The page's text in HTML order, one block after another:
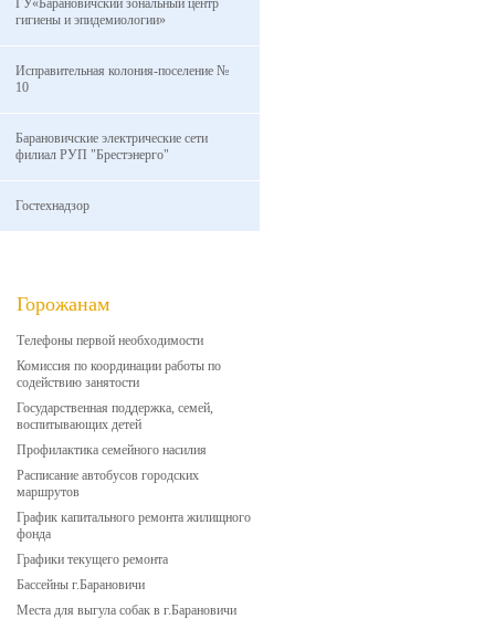
ГУ«Барановичский зональный центр
гигиены и эпидемиологии»
Исправительная колония-поселение №
10
Барановичские электрические сети
филиал РУП "Брестэнерго"
Гостехнадзор
Горожанам
Телефоны первой необходимости
Комиссия по координации работы по
содействию занятости
Государственная поддержка, семей,
воспитывающих детей
Профилактика семейного насилия
Расписание автобусов городских
маршрутов
График капитального ремонта жилищного
фонда
Графики текущего ремонта
Бассейны г.Барановичи
Места для выгула собак в г.Барановичи